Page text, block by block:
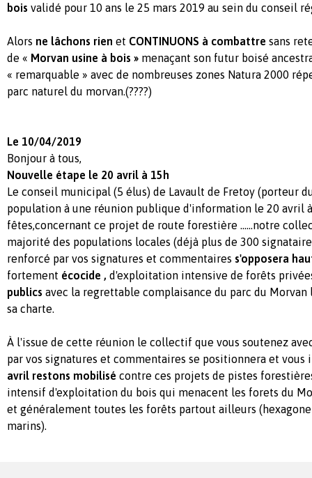
bois validé pour 10 ans le 25 mars 2019 au sein du conseil
Alors ne lâchons rien et CONTINUONS à combattre sans
de « Morvan usine à bois » menaçant son futur boisé
« remarquable » avec de nombreuses zones Natura 2000
parc naturel du morvan.(????)
Le 10/04/2019
Bonjour à tous,
Nouvelle étape le 20 avril à 15h
Le conseil municipal (5 élus) de Lavault de Fretoy (porteur
population à une réunion publique d'information le 20 avril
fêtes,concernant ce projet de route forestière …...notre
majorité des populations locales (déjà plus de 300
renforcé par vos signatures et commentaires s'opposera
fortement écocide , d'exploitation intensive de forêts
publics avec la regrettable complaisance du parc du
sa charte.
À l'issue de cette réunion le collectif que vous soutenez
par vos signatures et commentaires se positionnera et vous
avril restons mobilisé contre ces projets de pistes
intensif d'exploitation du bois qui menacent les forets du
et généralement toutes les forêts partout ailleurs
marins).